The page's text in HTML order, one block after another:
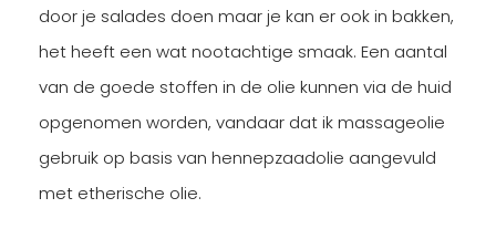
door je salades doen maar je kan er ook in bakken,
het heeft een wat nootachtige smaak. Een aantal
van de goede stoffen in de olie kunnen via de huid
opgenomen worden, vandaar dat ik massageolie
gebruik op basis van hennepzaadolie aangevuld
met etherische olie.